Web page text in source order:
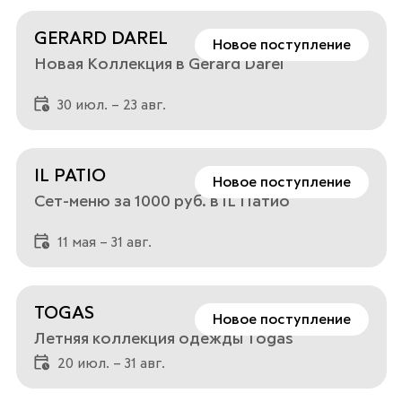
Новое поступление
GERARD DAREL
Новая Коллекция в Gerard Darel
30 июл. – 23 авг.
Новое поступление
IL PATIO
Сет-меню за 1000 руб. в iL Патио
11 мая – 31 авг.
Новое поступление
TOGAS
Летняя коллекция одежды Togas
20 июл. – 31 авг.